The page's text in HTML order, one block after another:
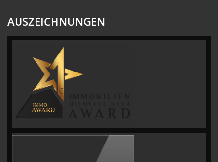
AUSZEICHNUNGEN